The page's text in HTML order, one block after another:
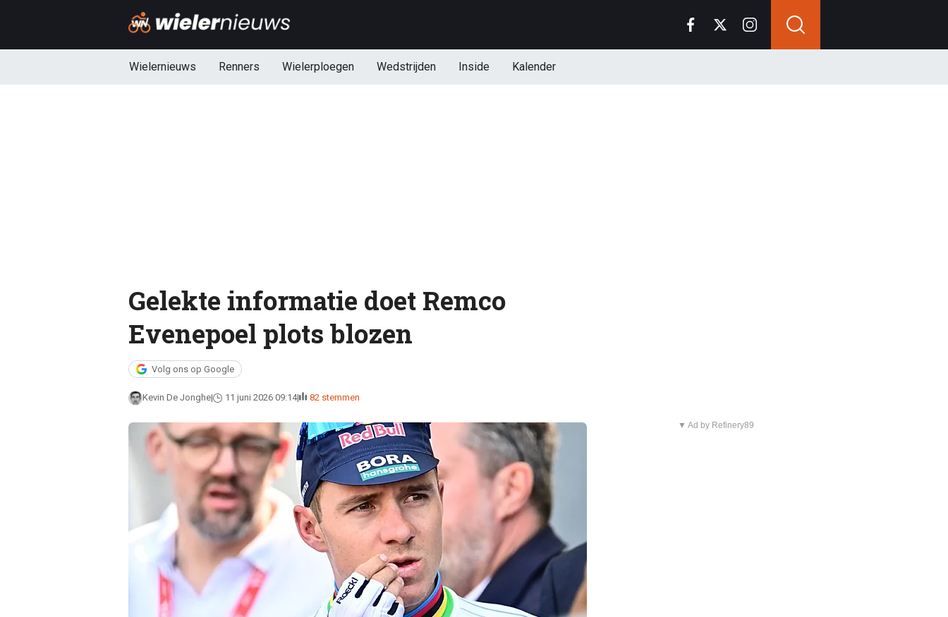
Wielernieuws Renners Wielerploegen Wedstrijden Inside Kalender
Gelekte informatie doet Remco
Evenepoel plots blozen
Volg ons op Google
Kevin De Jonghe 11 juni 2026 09:14 82 stemmen
▼ Ad by Refinery89